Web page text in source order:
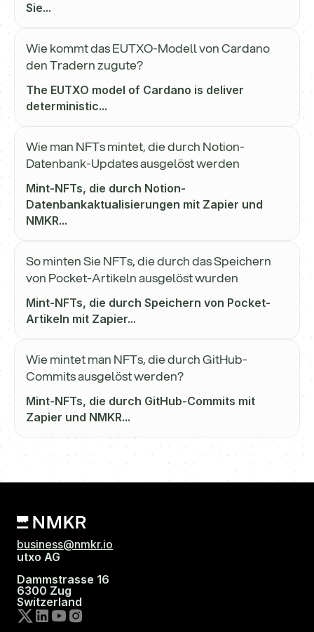
Sie...
Wie kommt das EUTXO-Modell von Cardano
den Tradern zugute?
The EUTXO model of Cardano is deliver
deterministic...
Wie man NFTs mintet, die durch Notion-
Datenbank-Updates ausgelöst werden
Mint-NFTs, die durch Notion-
Datenbankaktualisierungen mit Zapier und
NMKR...
So minten Sie NFTs, die durch das Speichern
von Pocket-Artikeln ausgelöst wurden
Mint-NFTs, die durch Speichern von Pocket-
Artikeln mit Zapier...
Wie mintet man NFTs, die durch GitHub-
Commits ausgelöst werden?
Mint-NFTs, die durch GitHub-Commits mit
Zapier und NMKR...
business@nmkr.io
utxo AG
Dammstrasse 16
6300 Zug
Switzerland